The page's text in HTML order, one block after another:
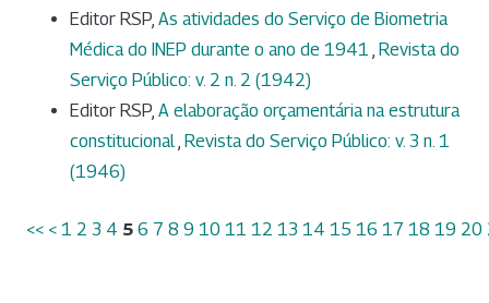
Editor RSP, As atividades do Serviço de Biometria
Médica do INEP durante o ano de 1941 , Revista do
Serviço Público: v. 2 n. 2 (1942)
Editor RSP, A elaboração orçamentária na estrutura
constitucional, Revista do Serviço Público: v. 3 n. 1
(1946)
<< < 1 2 3 4 5 6 7 8 9 10 11 12 13 14 15 16 17 18 19 20